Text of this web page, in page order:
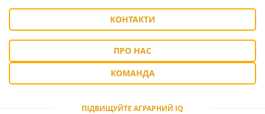
КОНТАКТИ
ПРО НАС
КОМАНДА
ПІДВИЩУЙТЕ АГРАРНИЙ IQ